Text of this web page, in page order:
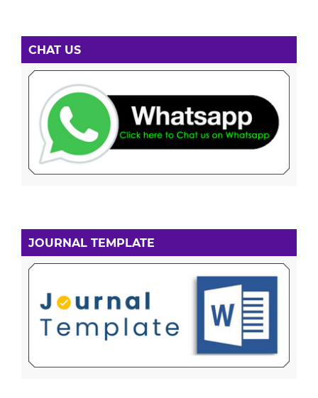
CHAT US
JOURNAL TEMPLATE